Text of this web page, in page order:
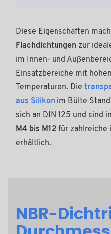
Diese Eigenschaften
Flachdichtungen zur
im Innen- und
Einsatzbereiche mit
Temperaturen. Die
aus Silikon im Bülte
sich an DIN 125 und sind
M4 bis M12 für zahlreiche
erhältlich.
NBR-